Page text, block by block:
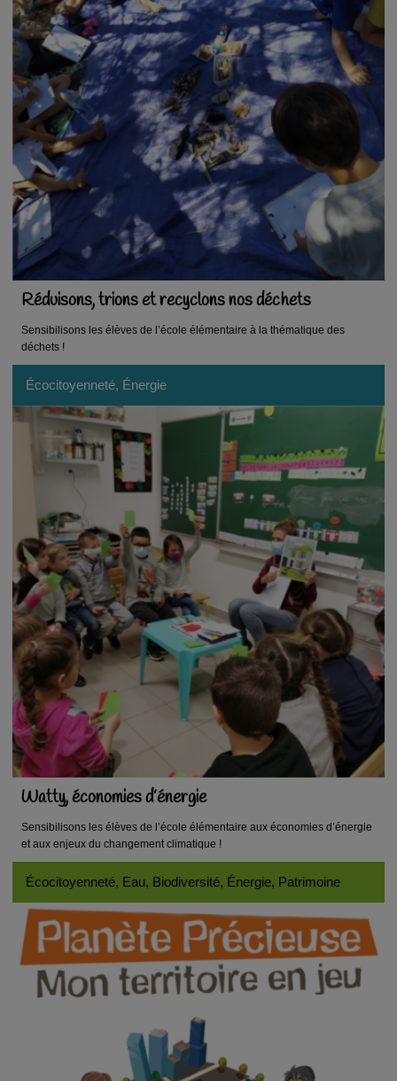
Réduisons, trions et recyclons nos déchets
Sensibilisons les élèves de l’école élémentaire à la thématique des
déchets !
Écocitoyenneté, Énergie
Watty, économies d’énergie
Sensibilisons les élèves de l’école élémentaire aux économies d’énergie
et aux enjeux du changement climatique !
Écocitoyenneté, Eau, Biodiversité, Énergie, Patrimoine